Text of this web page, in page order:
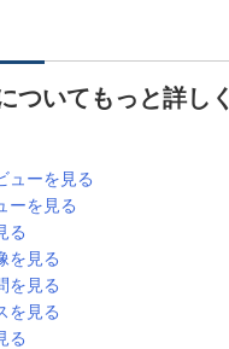
ついてもっと詳しく
ューを見る
ーを見る
る
を見る
を見る
を見る
る